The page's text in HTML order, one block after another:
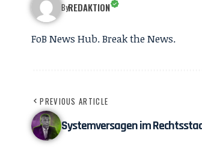
ByREDAKTION
FoB News Hub. Break the News.
PREVIOUS ARTICLE
Systemversagen im